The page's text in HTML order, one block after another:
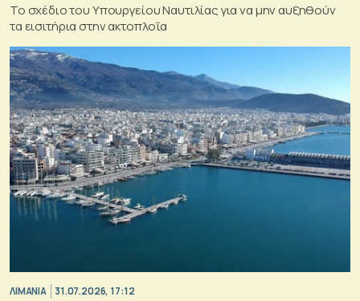
Το σχέδιο του Υπουργείου Ναυτιλίας για να μην αυξηθούν
τα εισιτήρια στην ακτοπλοΐα
ΛΙΜΑΝΙΑ 31.07.2026, 17:12